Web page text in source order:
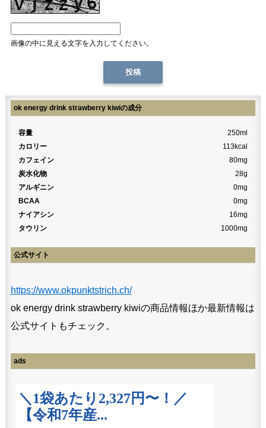
画像の中に見える文字を入力してください。
ok energy drink strawberry kiwiの成分
容量
250ml
カロリー
113kcal
カフェイン
80mg
炭水化物
28g
アルギニン
0mg
BCAA
0mg
ナイアシン
16mg
タウリン
1000mg
公式サイト
https://www.okpunktstrich.ch/
ok energy drink strawberry kiwiの商品情報ほか最新情報は
公式サイトもチェック。
ads